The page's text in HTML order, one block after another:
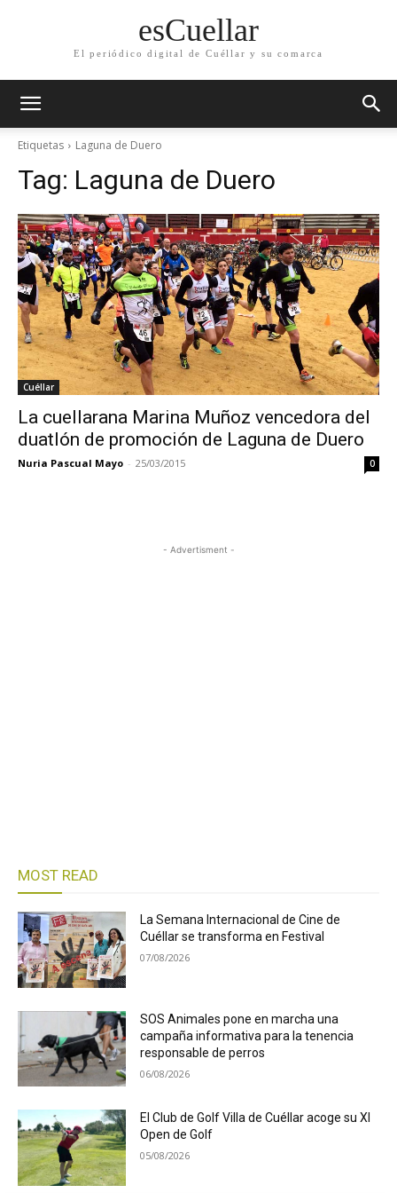
esCuellar
El periódico digital de Cuéllar y su comarca
Etiquetas Laguna de Duero
Tag: Laguna de Duero
Cuéllar
La cuellarana Marina Muñoz vencedora del
duatlón de promoción de Laguna de Duero
Nuria Pascual Mayo - 25/03/2015 0
- Advertisment -
MOST READ
La Semana Internacional de Cine de
Cuéllar se transforma en Festival
07/08/2026
SOS Animales pone en marcha una
campaña informativa para la tenencia
responsable de perros
06/08/2026
El Club de Golf Villa de Cuéllar acoge su XI
Open de Golf
05/08/2026